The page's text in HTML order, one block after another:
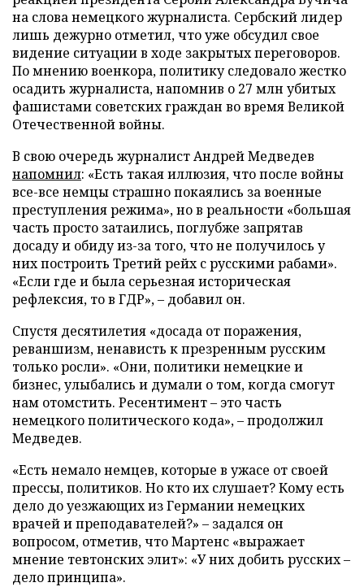
на слова немецкого журналиста. Сербский лидер
лишь дежурно отметил, что уже обсудил свое
видение ситуации в ходе закрытых переговоров.
По мнению военкора, политику следовало жестко
осадить журналиста, напомнив о 27 млн убитых
фашистами советских граждан во время Великой
Отечественной войны.
В свою очередь журналист Андрей Медведев
напомнил: «Есть такая иллюзия, что после войны
все-все немцы страшно покаялись за военные
преступления режима», но в реальности «большая
часть просто затаились, поглубже запрятав
досаду и обиду из-за того, что не получилось у
них построить Третий рейх с русскими рабами».
«Если где и была серьезная историческая
рефлексия, то в ГДР», – добавил он.
Спустя десятилетия «досада от поражения,
реваншизм, ненависть к презренным русским
только росли». «Они, политики немецкие и
бизнес, улыбались и думали о том, когда смогут
нам отомстить. Ресентимент – это часть
немецкого политического кода», – продолжил
Медведев.
«Есть немало немцев, которые в ужасе от своей
прессы, политиков. Но кто их слушает? Кому есть
дело до уезжающих из Германии немецких
врачей и преподавателей?» – задался он
вопросом, отметив, что Мартенс «выражает
мнение тевтонских элит»: «У них добить русских –
дело принципа».